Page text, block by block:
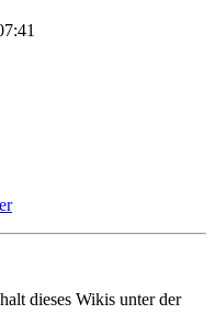
dieses Wikis unter der